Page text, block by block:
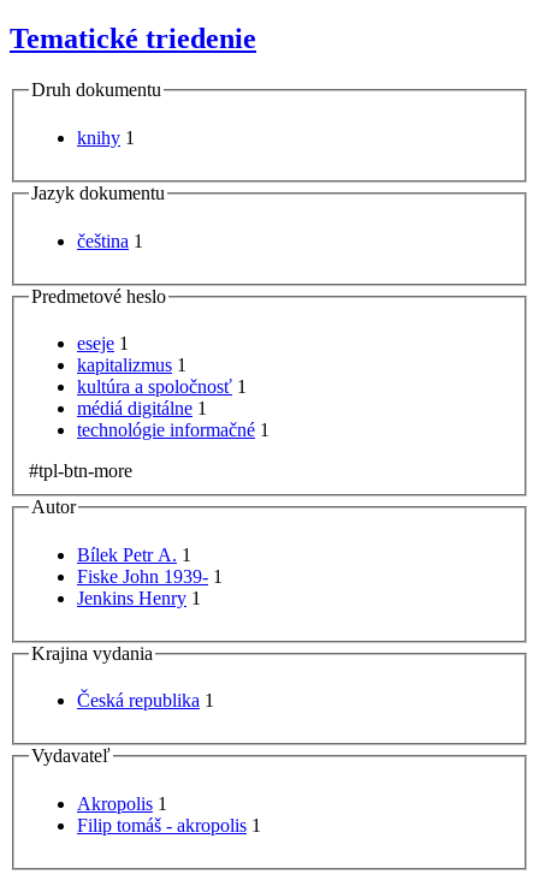
Tematické triedenie
Druh dokumentu
knihy 1
Jazyk dokumentu
čeština 1
Predmetové heslo
eseje 1
kapitalizmus 1
kultúra a spoločnosť 1
médiá digitálne 1
technológie informačné 1
#tpl-btn-more
Autor
Bílek Petr A. 1
Fiske John 1939- 1
Jenkins Henry 1
Krajina vydania
Česká republika 1
Vydavateľ
Akropolis 1
Filip tomáš - akropolis 1